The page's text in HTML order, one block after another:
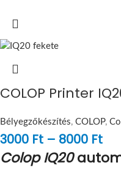
COLOP Printer
Bélyegzőkészítés, COLOP,
3000 Ft – 8000 Ft
Colop IQ20